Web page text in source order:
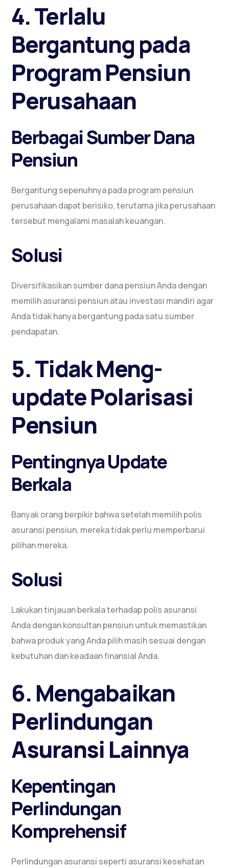
4. Terlalu
Bergantung pada
Program Pensiun
Perusahaan
Berbagai Sumber Dana
Pensiun
Bergantung sepenuhnya pada program pensiun
perusahaan dapat berisiko, terutama jika perusahaan
tersebut mengalami masalah keuangan.
Solusi
Diversifikasikan sumber dana pensiun Anda dengan
memilih asuransi pensiun atau investasi mandiri agar
Anda tidak hanya bergantung pada satu sumber
pendapatan.
5. Tidak Meng-
update Polarisasi
Pensiun
Pentingnya Update
Berkala
Banyak orang berpikir bahwa setelah memilih polis
asuransi pensiun, mereka tidak perlu memperbarui
pilihan mereka.
Solusi
Lakukan tinjauan berkala terhadap polis asuransi
Anda dengan konsultan pensiun untuk memastikan
bahwa produk yang Anda pilih masih sesuai dengan
kebutuhan dan keadaan finansial Anda.
6. Mengabaikan
Perlindungan
Asuransi Lainnya
Kepentingan
Perlindungan
Komprehensif
Perlindungan asuransi seperti asuransi kesehatan